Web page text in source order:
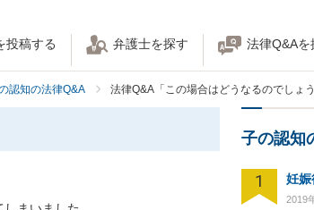
投稿する 弁護士を探す 法律Q&Aを
認知の法律Q&A 法律Q&A「この場合はどうなるのでしょう
子の認知
1
2019